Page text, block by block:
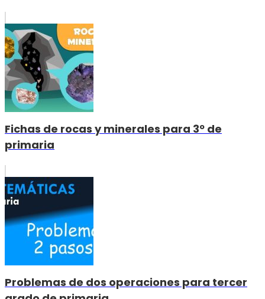
Fichas de rocas y minerales para 3º de
primaria
Problemas de dos operaciones para tercer